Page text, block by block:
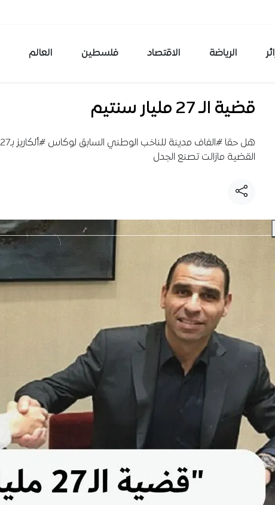
الرياضة الاقتصاد فلسطين العالم
قضية الـ 27 مليار سنتيم
القضية مازالت تصنع الجدل